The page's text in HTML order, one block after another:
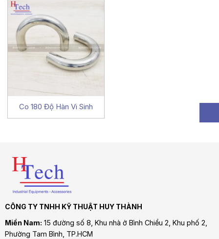
Co 180 Độ Hàn Vi Sinh
CÔNG TY TNHH KỸ THUẬT HUY THÀNH
Miền Nam: 15 đường số 8, Khu nhà ở Bình Chiểu 2, Khu phố 2,
Phường Tam Bình , TP.HCM